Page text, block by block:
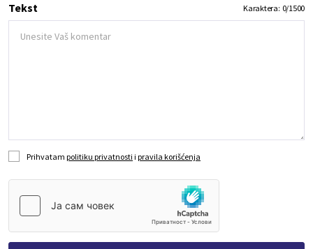
Tekst Karaktera: 0/1500
Prihvatam politiku privatnosti i pravila korišćenja